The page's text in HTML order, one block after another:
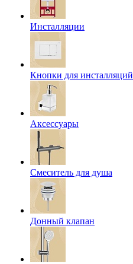
Инсталляции
Кнопки для инсталляций
Аксессуары
Смеситель для душа
Донный клапан